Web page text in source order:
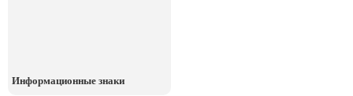
Информационные знаки